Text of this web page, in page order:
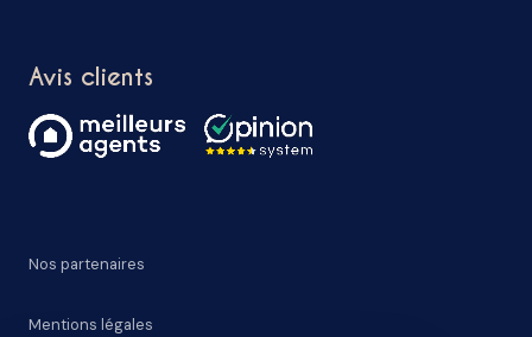
Avis clients
Nos partenaires
Mentions légales